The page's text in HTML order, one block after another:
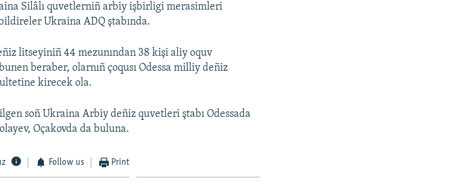
Silâlı quvetlerniñ arbiy işbirligi merasimleri
Ukraina ADQ ştabında.
litseyiniñ 44 mezunından 38 kişi aliy oquv
beraber, olarnıñ çoqusı Odessa milliy deñiz
kirecek ola.
soñ Ukraina Arbiy deñiz quvetleri ştabı Odessada
Oçakovda da buluna.
Follow us Print